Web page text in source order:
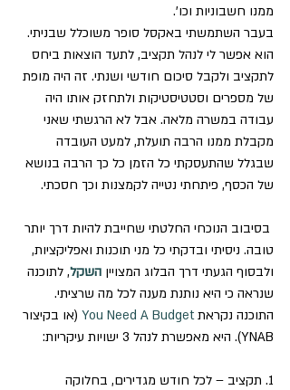
ממנו חשבוניות וכו’.
בעבר השתמשתי באקסל סופר משוכלל שבניתי.
הוא אפשר לי לנהל תקציב, לתעד הוצאות ביחס
לתקציב ולקבל סיכום חודשי ושנתי. זה היה מופת
של מספרים וסטטיסטיקות ולתחזק אותו היה
עבודה במשרה מלאה. אבל לא הרגשתי שאני
מקבלת ממנו הרבה תועלת, למעט העובדה
שבגלל שהתעסקתי כל הזמן כל כך הרבה בנושא
של הכסף, פיתחתי נטייה לקמצנות וכך חסכתי.
בסיבוב הנוכחי החלטתי שחייבת להיות דרך יותר
טובה. ניסיתי ובדקתי כל מני תוכנות ואפליקציות,
ולבסוף הגעתי דרך הבלוג המצויין השקל, לתוכנה
שנראה כי היא נותנת מענה לכל מה שרציתי.
התוכנה נקראת You Need A Budget (או בקיצור
YNAB). היא מאפשרת לנהל 3 ישויות עיקריות:
1. תקציב – לכל חודש מגדירים, בחלוקה